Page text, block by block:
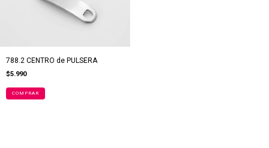
788.2 CENTRO de PULSERA
$5.990